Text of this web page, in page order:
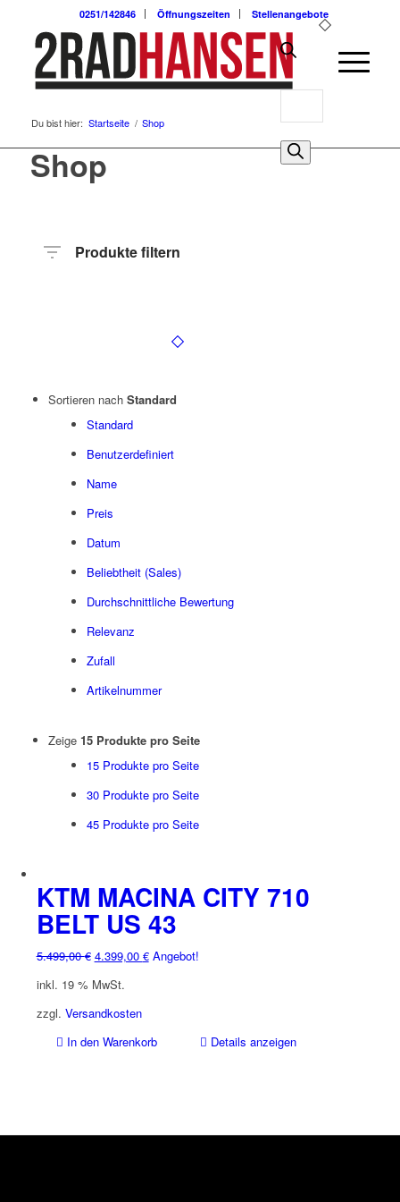
0251/142846 Öffnungszeiten Stellenangebote
0
Du bist hier: Startseite / Shop
Shop
Produkte filtern
Sortieren nach Standard
Standard
Benutzerdefiniert
Name
Preis
Datum
Beliebtheit (Sales)
Durchschnittliche Bewertung
Relevanz
Zufall
Artikelnummer
Zeige 15 Produkte pro Seite
15 Produkte pro Seite
30 Produkte pro Seite
45 Produkte pro Seite
KTM MACINA CITY 710
BELT US 43
5.499,00€ Ursprünglicher
war:
5.499,00 €
4.399,00 €Aktueller
Angebot!
inkl. 19 % MwSt.
zzgl. Versandkosten
In den Warenkorb
Details anzeigen